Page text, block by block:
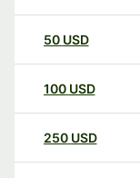
50 USD
100 USD
250 USD